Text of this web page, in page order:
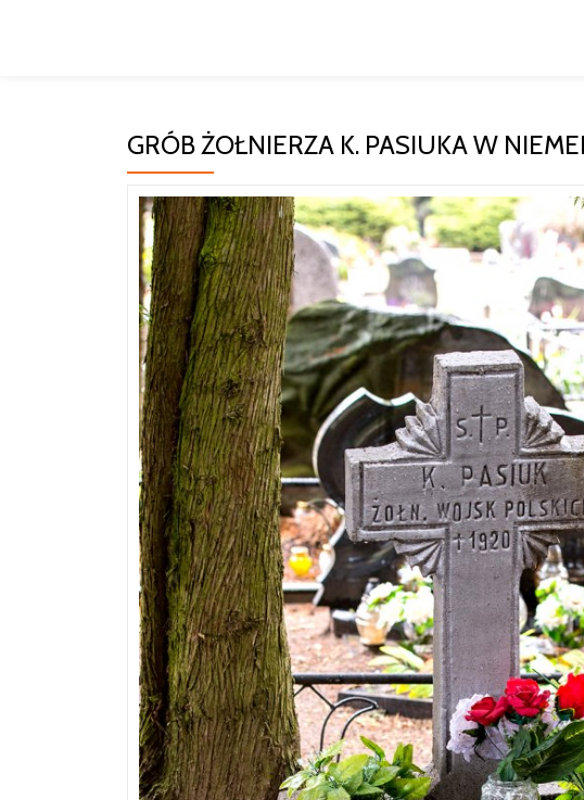
GRÓB ŻOŁNIERZA K. PASIUKA W